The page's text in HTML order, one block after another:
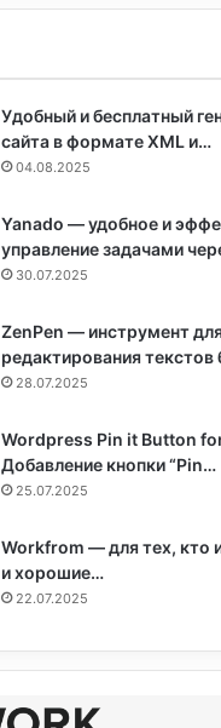
Удобный и бесплатный
сайта в формате XML и…
04.08.2025
Yanado — удобное и
управление задачами
30.07.2025
ZenPen — инструмент
редактирования
28.07.2025
Wordpress Pin it Button
Добавление кнопки “Pin…
25.07.2025
Workfrom — для тех, кто
и хорошие…
22.07.2025